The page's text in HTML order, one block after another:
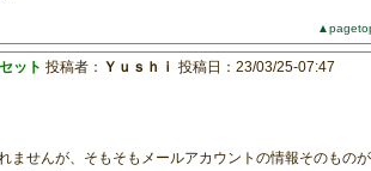
ット 投稿者： Ｙｕｓｈｉ 投稿日：23/03/25-07:47
ませんが、そもそもメールアカウントの情報そのものが